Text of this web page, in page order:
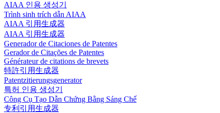
AIAA 인용 생성기
Trình sinh trích dẫn AIAA
AIAA 引用生成器
AIAA 引用生成器
Generador de Citaciones de Patentes
Gerador de Citações de Patentes
Générateur de citations de brevets
特許引用生成器
Patentzitierungsgenerator
특허 인용 생성기
Công Cụ Tạo Dẫn Chứng Bằng Sáng Chế
专利引用生成器